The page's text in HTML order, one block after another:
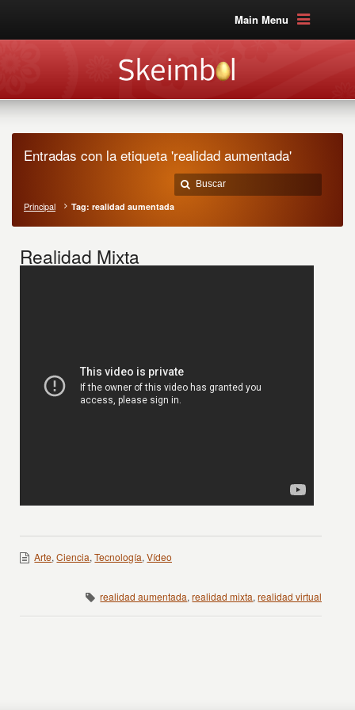
Main Menu
Entradas con la etiqueta 'realidad aumentada'
Principal Tag: realidad aumentada
Realidad Mixta
Arte,Ciencia,Tecnología,Vídeo
realidad aumentada,realidad mixta,realidad virtual